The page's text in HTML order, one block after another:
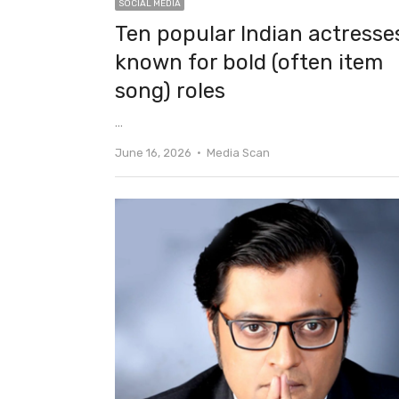
SOCIAL MEDIA
Ten popular Indian
known for bold (often item
song) roles
…
June 16, 2026 Author
Media Scan